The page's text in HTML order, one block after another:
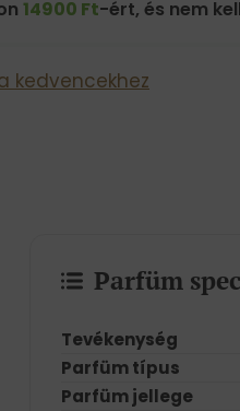
14900 Ft-ért, és nem
kedvencekhez
Parfüm
Tevékenység
Parfüm típus
Parfüm jellege